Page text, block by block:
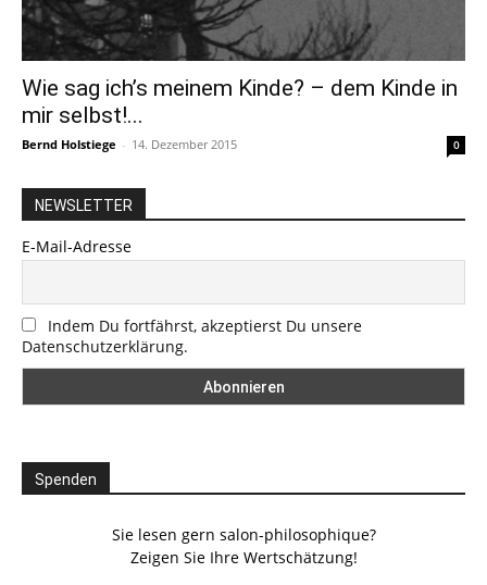
Wie sag ich’s meinem Kinde? – dem Kinde in
mir selbst!...
Bernd Holstiege - 14. Dezember 2015 0
NEWSLETTER
E-Mail-Adresse
Indem Du fortfährst, akzeptierst Du unsere
Datenschutzerklärung.
Spenden
Sie lesen gern salon-philosophique?
Zeigen Sie Ihre Wertschätzung!